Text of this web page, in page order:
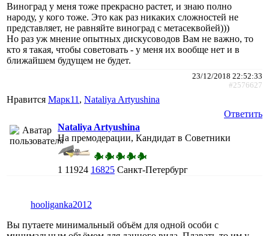
Виноград у меня тоже прекрасно растет, и знаю полно
народу, у кого тоже. Это как раз никаких сложностей не
представляет, не равняйте виноград с метасеквойей)))
Но раз уж мнение опытных дискусоводов Вам не важно, то
кто я такая, чтобы советовать - у меня их вообще нет и в
ближайшем будущем не будет.
23/12/2018 22:52:33
#2576627
Нравится Марк11 , Nataliya Artyushina
Ответить
Nataliya Artyushina
На премодерации, Кандидат в Советники
1 11924 16825 Санкт-Петербург
hooliganka2012
Вы путаете минимальный объём для одной особи с